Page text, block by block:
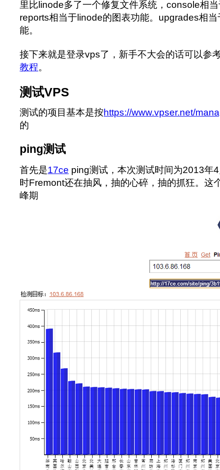
里比linode多了一个修复文件系统，console相
reports相当于linode的图表功能。upgrades相
能。
接下来就是登录vps了，新手不大会的话可以参
教程。
测试VPS
测试的项目基本是按https://www.vpser.net/
的
ping测试
首先是17ce ping测试，本次测试时间为2013年
时Fremont还在抽风，抽的心碎，抽的抓狂。这
峰期